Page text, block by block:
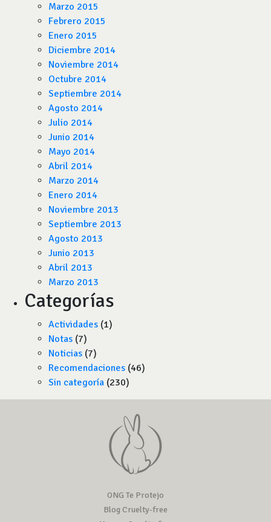
Marzo 2015
Febrero 2015
Enero 2015
Diciembre 2014
Noviembre 2014
Octubre 2014
Septiembre 2014
Agosto 2014
Julio 2014
Junio 2014
Mayo 2014
Abril 2014
Marzo 2014
Enero 2014
Noviembre 2013
Septiembre 2013
Agosto 2013
Junio 2013
Abril 2013
Marzo 2013
Categorías
Actividades (1)
Notas (7)
Noticias (7)
Recomendaciones (46)
Sin categoría (230)
ONG Te Protejo
Blog Cruelty-free